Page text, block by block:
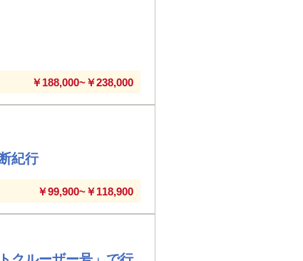
￥188,000~￥238,000
紀行
￥99,900~￥118,900